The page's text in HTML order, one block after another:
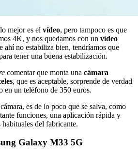
mejor es el vídeo, pero tampoco es que
4K, y nos quedamos con un vídeo
ahí no estabiliza bien, tendríamos que
tener una buena estabilización.
comentar que monta una cámara
, que es aceptable, sorprende de verdad
en un teléfono de 350 euros.
es de lo poco que se salva, como
funciones, una aplicación rápida y
del fabricante.
Galaxy M33 5G